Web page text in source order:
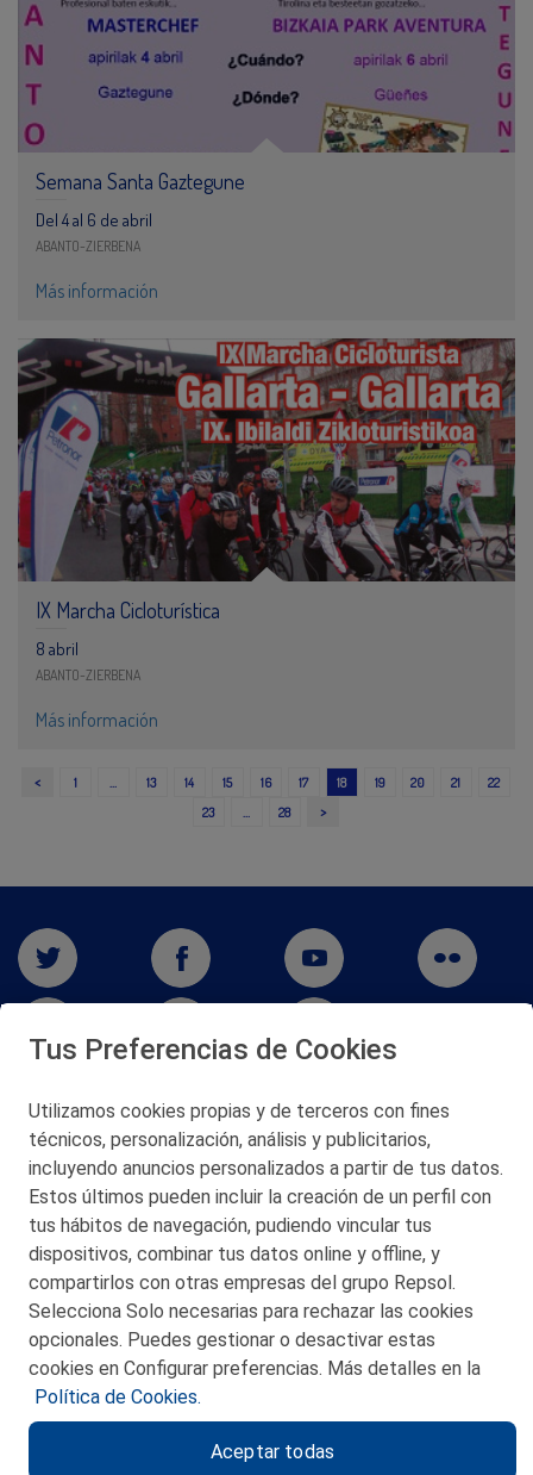
Semana Santa Gaztegune
Del 4 al 6 de abril
ABANTO-ZIERBENA
Más información
IX Marcha Cicloturística
8 abril
ABANTO-ZIERBENA
Más información
< 1 … 13 14 15 16 17 18 19 20 21
22
23
… 28 >
San Martín 5-Edificio Muñatones,
48550 Muskiz (Bizkaia)
Telf. 946 357 000
© 2026 Petronor S.A.
CONTACTO
POLITICA DE PRIVACIDAD
Tus Preferencias de Cookies
Utilizamos cookies propias y de terceros con fines
técnicos, personalización, análisis y publicitarios,
incluyendo anuncios personalizados a partir de tus datos.
Estos últimos pueden incluir la creación de un perfil con
tus hábitos de navegación, pudiendo vincular tus
dispositivos, combinar tus datos online y offline, y
compartirlos con otras empresas del grupo Repsol.
Selecciona Solo necesarias para rechazar las cookies
opcionales. Puedes gestionar o desactivar estas
cookies en Configurar preferencias. Más detalles en la
Política de Cookies.
Aceptar todas